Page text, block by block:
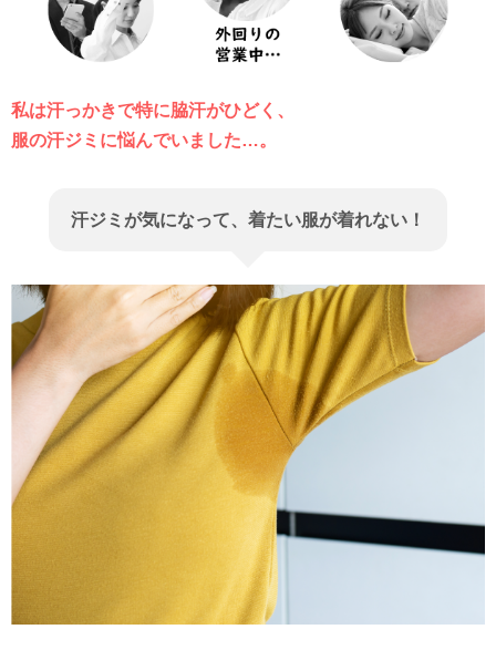
私は汗っかきで特に脇汗がひどく、
服の汗ジミに悩んでいました…。
汗ジミが気になって、着たい服が着れない！